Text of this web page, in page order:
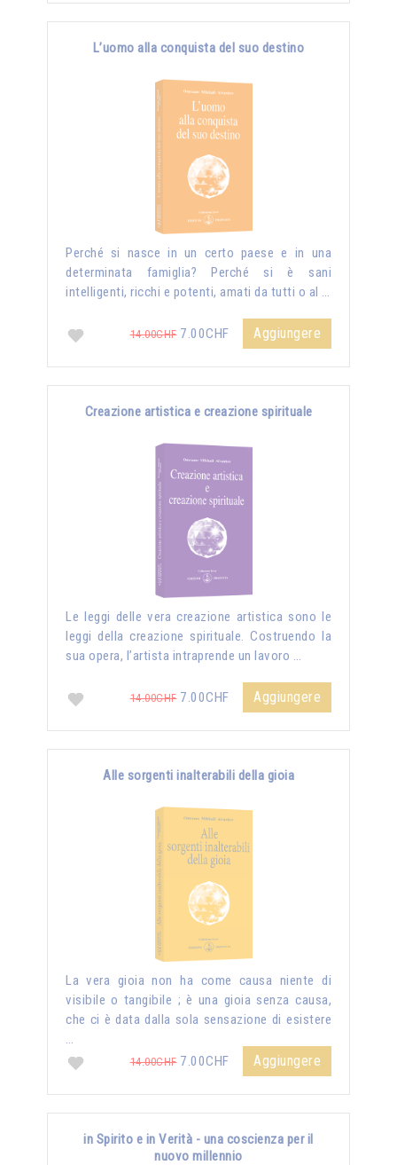
L’uomo alla conquista del suo destino
Perché si nasce in un certo paese e in una
determinata famiglia? Perché si è sani
intelligenti, ricchi e potenti, amati da tutti o al …
14.00CHF7.00CHF Aggiungere
Creazione artistica e creazione spirituale
Le leggi delle vera creazione artistica sono le
leggi della creazione spirituale. Costruendo la
sua opera, l’artista intraprende un lavoro …
14.00CHF7.00CHF Aggiungere
Alle sorgenti inalterabili della gioia
La vera gioia non ha come causa niente di
visibile o tangibile ; è una gioia senza causa,
che ci è data dalla sola sensazione di esistere
…
14.00CHF7.00CHF Aggiungere
in Spirito e in Verità - una coscienza per il
nuovo millennio